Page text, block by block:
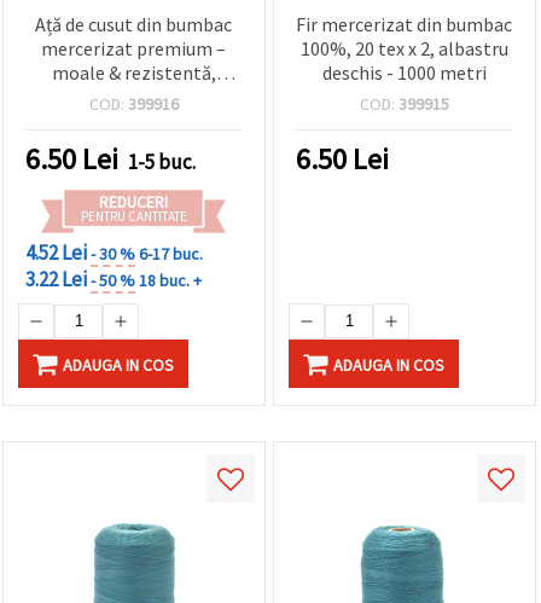
Ață de cusut din bumbac
mercerizat premium –
moale & rezistentă,
albastru deschis, 20 Tex x
pentru cusături fine
COD: 399916
6.50 Lei 1-5 buc.
REDUCERI
PENTRU CANTITATE
4.52 Lei- 30 %6-17 buc.
3.22 Lei- 50 %18 buc. +
ADAUGA IN COS
Fir mercerizat din bumbac
100%, 20 tex x 2, albastru
deschis - 1000 metri
COD: 399915
6.50 Lei
ADAUGA IN COS